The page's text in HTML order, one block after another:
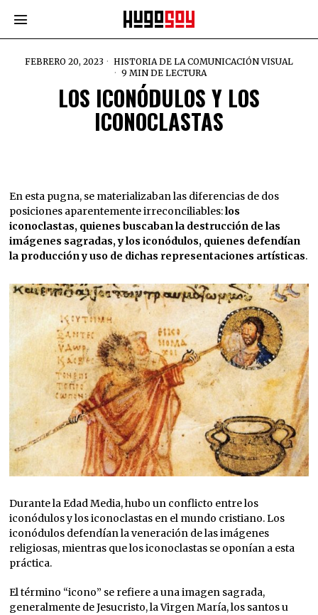
FEBRERO 20, 2023
HISTORIA DE LA COMUNICACIÓN VISUAL
9 MIN DE LECTURA
LOS ICONÓDULOS Y LOS
ICONOCLASTAS
En esta pugna, se materializaban las diferencias de dos
posiciones aparentemente irreconciliables:los
iconoclastas, quienes buscaban la destrucción de las
imágenes sagradas, y los iconódulos, quienes defendían
la producción y uso de dichas representaciones artísticas.
Durante la Edad Media, hubo un conflicto entre los
iconódulos y los iconoclastas en el mundo cristiano. Los
iconódulos defendían la veneración de las imágenes
religiosas, mientras que los iconoclastas se oponían a esta
práctica.
El término “icono” se refiere a una imagen sagrada,
generalmente de Jesucristo, la Virgen María, los santos u